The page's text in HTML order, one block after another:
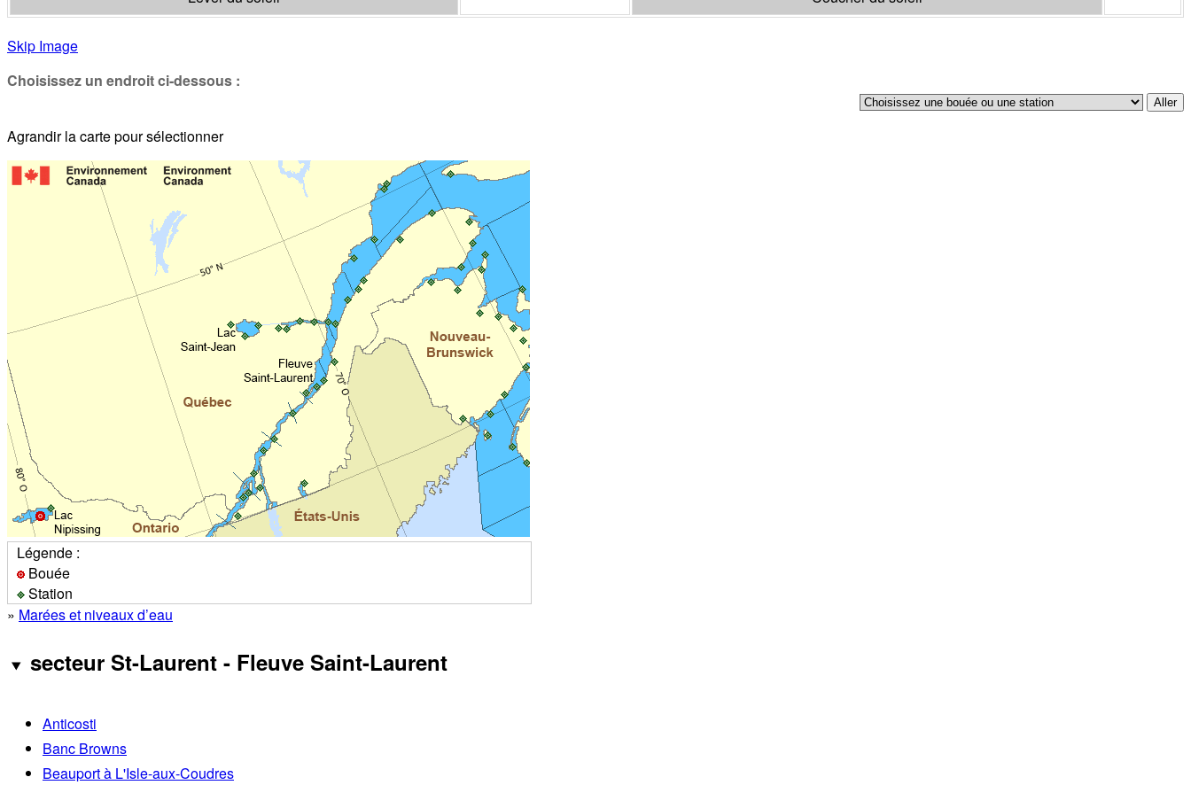
Skip Image
Choisissez un endroit ci-dessous :
Agrandir la carte pour sélectionner
Légende :
Bouée
Station
» Marées et niveaux d’eau
secteur St-Laurent - Fleuve Saint-Laurent
Anticosti
Banc Browns
Beauport à L'Isle-aux-Coudres